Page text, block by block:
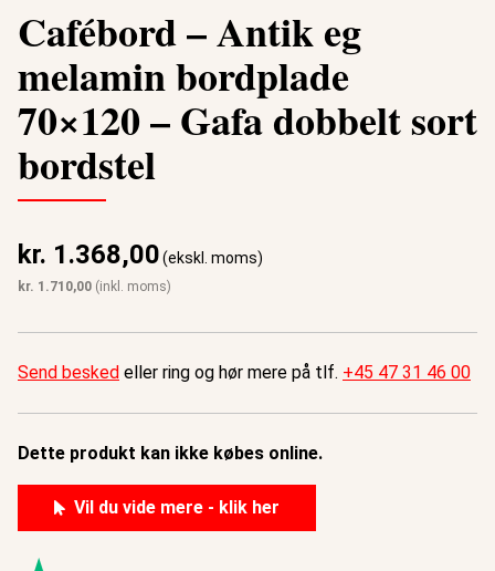
Cafébord – Antik eg
melamin bordplade
70×120 – Gafa dobbelt sort
bordstel
kr. 1.368,00(ekskl. moms)
kr. 1.710,00 (inkl. moms)
Send besked eller ring og hør mere på tlf. +45 47 31 46 00
Dette produkt kan ikke købes online.
Vil du vide mere - klik her